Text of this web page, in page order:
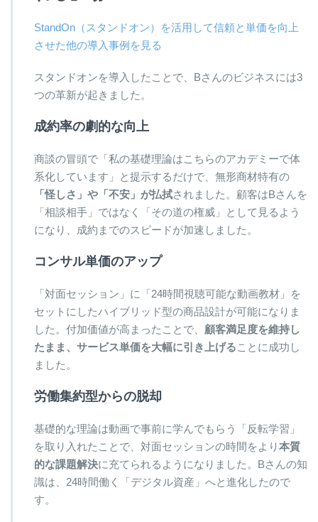
StandOn（スタンドオン）を活用して信頼と単価を向上
させた他の導入事例を見る
スタンドオンを導入したことで、Bさんのビジネスには3
つの革新が起きました。
成約率の劇的な向上
商談の冒頭で「私の基礎理論はこちらのアカデミーで体
系化しています」と提示するだけで、無形商材特有の
「怪しさ」や「不安」が払拭されました。顧客はBさんを
「相談相手」ではなく「その道の権威」として見るよう
になり、成約までのスピードが加速しました。
コンサル単価のアップ
「対面セッション」に「24時間視聴可能な動画教材」を
セットにしたハイブリッド型の商品設計が可能になりま
した。付加価値が高まったことで、 顧客満足度を維持し
たまま、サービス単価を大幅に引き上げることに成功し
ました。
労働集約型からの脱却
基礎的な理論は動画で事前に学んでもらう「反転学習」
を取り入れたことで、対面セッションの時間をより本質
的な課題解決に充てられるようになりました。Bさんの知
識は、24時間働く「デジタル資産」へと進化したので
す。